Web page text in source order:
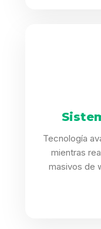
Tecnología
mientras
masivos de